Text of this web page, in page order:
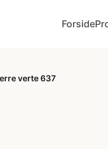
Forside
verte 637